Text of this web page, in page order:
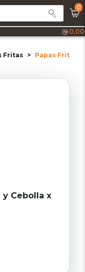
0
0,00
Fritas Papas Fritas
y Cebolla x